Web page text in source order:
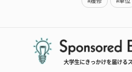
大学生にきっかけを届ける